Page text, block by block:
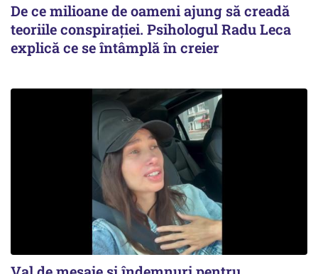
De ce milioane de oameni ajung să creadă
teoriile conspirației. Psihologul Radu Leca
explică ce se întâmplă în creier